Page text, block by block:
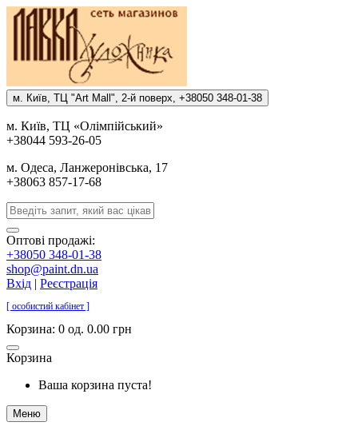
м. Киïв, ТЦ "Art Mall", 2-й поверх, +38050 348-01-38
м. Киïв, ТЦ «Олiмпiйський»
+38044 593-26-05
м. Одеса, Ланжеронiвська, 17
+38063 857-17-68
Оптові продажі:
+38050 348-01-38
shop@paint.dn.ua
Вхід | Реєстрація
[ особистий кабінет ]
Корзина: 0 од. 0.00 грн
Корзина
Ваша корзина пуста!
Меню